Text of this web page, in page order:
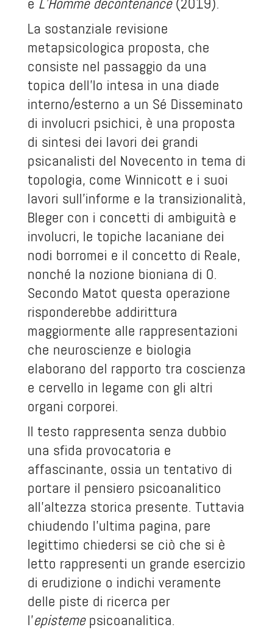
La sostanziale revisione
metapsicologica proposta, che
consiste nel passaggio da una
topica dell’Io intesa in una diade
interno/esterno a un Sé Disseminato
di involucri psichici, è una proposta
di sintesi dei lavori dei grandi
psicanalisti del Novecento in tema di
topologia, come Winnicott e i suoi
lavori sull’informe e la transizionalità,
Bleger con i concetti di ambiguità e
involucri, le topiche lacaniane dei
nodi borromei e il concetto di Reale,
nonché la nozione bioniana di O.
Secondo Matot questa operazione
risponderebbe addirittura
maggiormente alle rappresentazioni
che neuroscienze e biologia
elaborano del rapporto tra coscienza
e cervello in legame con gli altri
organi corporei.
Il testo rappresenta senza dubbio
una sfida provocatoria e
affascinante, ossia un tentativo di
portare il pensiero psicoanalitico
all’altezza storica presente. Tuttavia
chiudendo l’ultima pagina, pare
legittimo chiedersi se ciò che si è
letto rappresenti un grande esercizio
di erudizione o indichi veramente
delle piste di ricerca per
l’epistemepsicoanalitica.